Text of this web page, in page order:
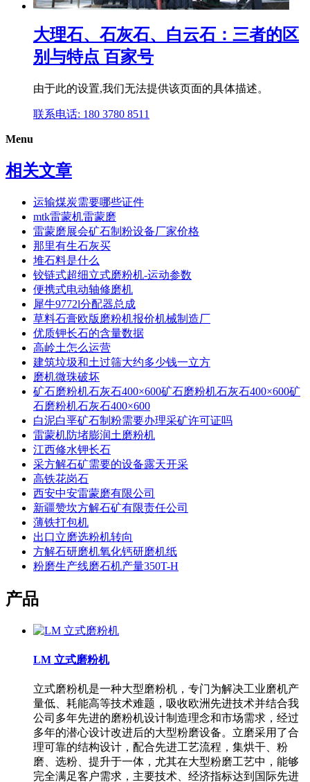
大理石、石灰石、白云石：三者的区
别与特点 百家号
由于此的设置,我们无法提供该页面的具体描述。
联系电话: 180 3780 8511
Menu
相关文章
运输煤炭需要哪些证件
mtk雷蒙机雷蒙磨
雷蒙磨展会矿石制粉设备厂家价格
那里有生石灰买
堆石料是什么
铰链式超细立式磨粉机-运动参数
便携式电动轴修磨机
犀牛9772l分配器总成
草料石膏欧版磨粉机报价机械制造厂
优质钾长石的含量数据
高岭土怎么运营
建筑垃圾和土过筛大约多少钱一立方
磨机微珠破坏
矿石磨粉机石灰石400×600矿石磨粉机石灰石400×600矿
石磨粉机石灰石400×600
白泥白垩矿石制粉需要办理采矿许可证吗
雷蒙机防堵膨润土磨粉机
江西修水钾长石
采方解石矿需要的设备露天开采
高铁花岗石
西安中安雷蒙磨有限公司
新疆赞坎方解石矿有限责任公司
薄铁打包机
出口立磨选粉机转向
方解石研磨机氧化钙研磨机纸
粉磨生产线磨石机产量350T-H
产品
LM 立式磨粉机
立式磨粉机是一种大型磨粉机，专门为解决工业磨机产
量低、耗能高等技术难题，吸收欧洲先进技术并结合我
公司多年先进的磨粉机设计制造理念和市场需求，经过
多年的潜心设计改进后的大型粉磨设备。立磨采用了合
理可靠的结构设计，配合先进工艺流程，集烘干、粉
磨、选粉、提升于一体，尤其在大型粉磨工艺中，能够
完全满足客户需求，主要技术、经济指标达到国际先进